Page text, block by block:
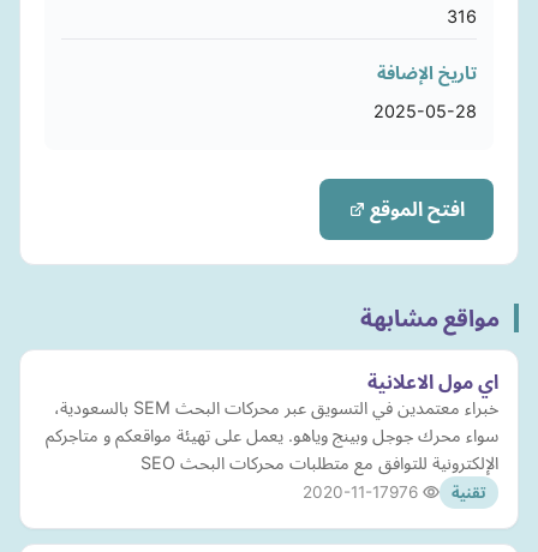
316
تاريخ الإضافة
2025-05-28
افتح الموقع
مواقع مشابهة
اي مول الاعلانية
خبراء معتمدين في التسويق عبر محركات البحث SEM بالسعودية،
سواء محرك جوجل وبينج وياهو. يعمل على تهيئة مواقعكم و متاجركم
الإلكترونية للتوافق مع متطلبات محركات البحث SEO
تقنية 2020-11-17